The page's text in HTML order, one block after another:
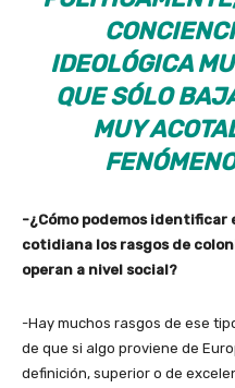
IDEOLÓGICA
QUE SÓLO
MUY
-¿Cómo podemos identificar
cotidiana los rasgos de
operan a nivel social?
-Hay muchos rasgos de ese
de que si algo proviene de
definición, superior o de